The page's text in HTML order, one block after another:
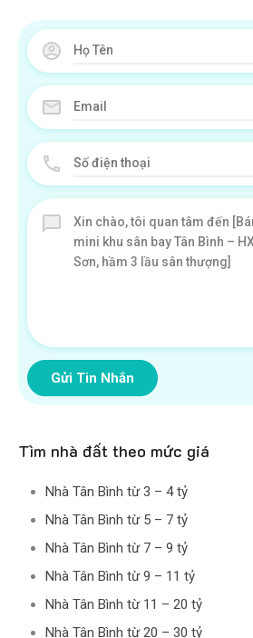
Gửi Tin Nhắn
Tìm nhà đất theo mức giá
Nhà Tân Bình từ 3 – 4 tỷ
Nhà Tân Bình từ 5 – 7 tỷ
Nhà Tân Bình từ 7 – 9 tỷ
Nhà Tân Bình từ 9 – 11 tỷ
Nhà Tân Bình từ 11 – 20 tỷ
Nhà Tân Bình từ 20 – 30 tỷ